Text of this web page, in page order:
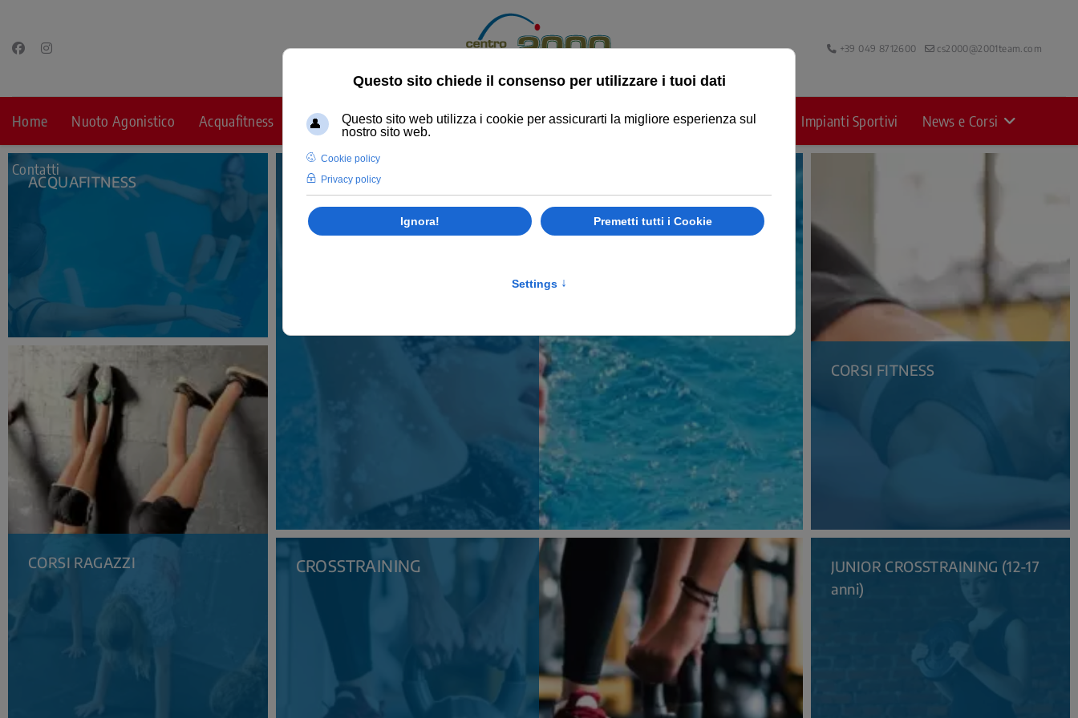
+39 049 8712600 cs2000@2001team.com
Home Nuoto Agonistico Acquafitness Fitness Palestra CrossTraining Tennis Padel Pickleball Piscine Impianti Sportivi News e Corsi
Contatti
CROSSTRAINING
CORSI RAGAZZI
CORSI FITNESS
JUNIOR CROSSTRAINING (12-17
anni)
ACQUAFITNESS CORSI DI NUOTO